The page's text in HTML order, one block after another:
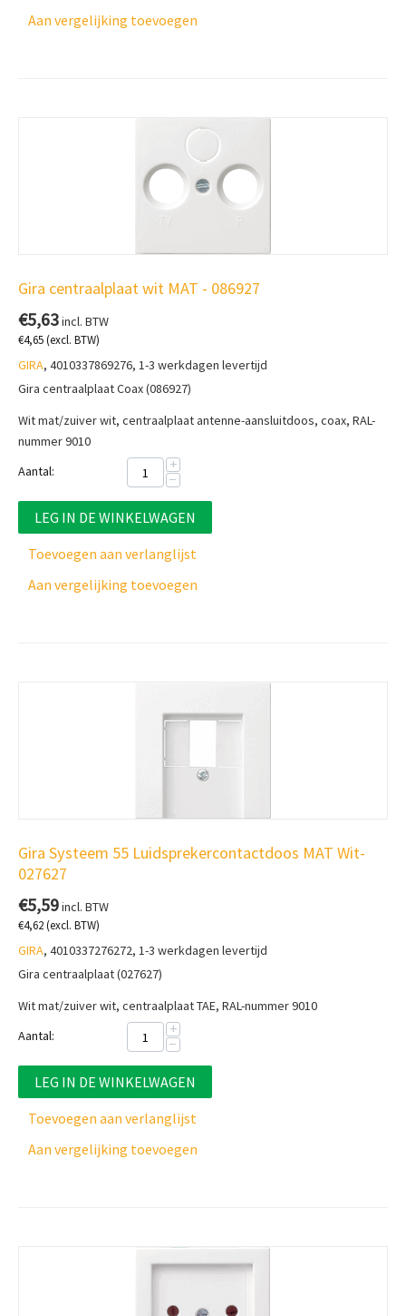
Aan vergelijking toevoegen
Gira centraalplaat wit MAT - 086927
€5,63incl. BTW
€4,65(excl. BTW)
GIRA, 4010337869276, 1-3 werkdagen levertijd
Gira centraalplaat Coax (086927)
Wit mat/zuiver wit, centraalplaat antenne-aansluitdoos, coax, RAL-
nummer 9010
Aantal:
+
−
LEG IN DE WINKELWAGEN
Toevoegen aan verlanglijst
Aan vergelijking toevoegen
Gira Systeem 55 Luidsprekercontactdoos MAT Wit-
027627
€5,59incl. BTW
€4,62(excl. BTW)
GIRA, 4010337276272, 1-3 werkdagen levertijd
Gira centraalplaat (027627)
Wit mat/zuiver wit, centraalplaat TAE, RAL-nummer 9010
Aantal:
+
−
LEG IN DE WINKELWAGEN
Toevoegen aan verlanglijst
Aan vergelijking toevoegen